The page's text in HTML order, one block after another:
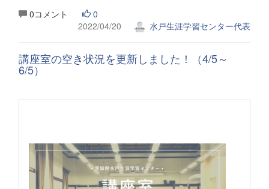
0コメント
0
2022/04/20
水戸生涯学習センター代表
講座室の空き状況を更新しました！（4/5～
6/5）